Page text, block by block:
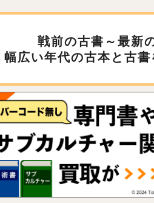
戦前の古書～最新
幅広い年代の古本と古